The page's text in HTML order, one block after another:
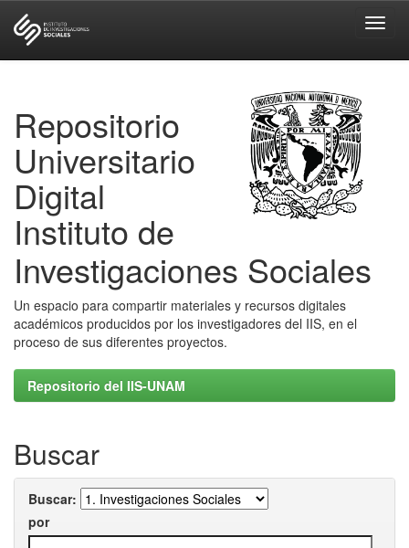
Repositorio
Universitario
Digital
Instituto de
Investigaciones Sociales
Un espacio para compartir materiales y recursos digitales
académicos producidos por los investigadores del IIS, en el
proceso de sus diferentes proyectos.
Repositorio del IIS-UNAM
Buscar
Buscar:
por